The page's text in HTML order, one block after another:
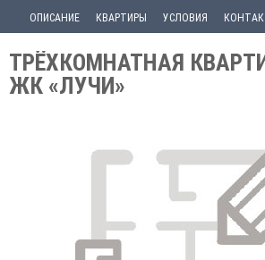
ОПИСАНИЕ КВАРТИРЫ УСЛОВИЯ
ТРЁХКОМНАТНАЯ
ЖК «ЛУЧИ»